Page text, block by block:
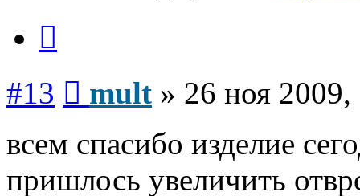
#13 mult » 26 ноя
всем спасибо изделие
пришлось увеличить